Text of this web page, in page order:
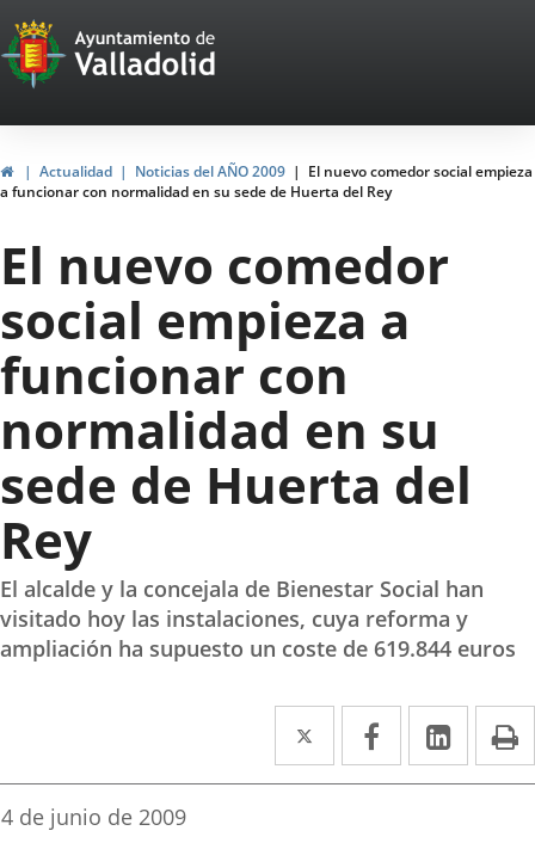
Portal
Web
del
Ayuntamiento
de
Valladolid
HomeActualidad Noticias del AÑO 2009
El nuevo comedor social empieza
a funcionar con normalidad en su sede de Huerta del Rey
El nuevo comedor
social empieza a
funcionar con
normalidad en su
sede de Huerta del
Rey
El alcalde y la concejala de Bienestar Social han
visitado hoy las instalaciones, cuya reforma y
ampliación ha supuesto un coste de 619.844 euros
Twitter
Enlace
a
Facebook
Enlace
a
Enlace
a
Fecha
4 de junio de 2009